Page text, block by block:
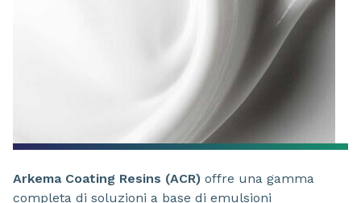
Arkema Coating Resins (ACR) offre una gamma
completa di soluzioni a base di emulsioni